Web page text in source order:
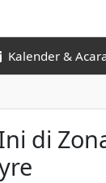
Kalender &
di